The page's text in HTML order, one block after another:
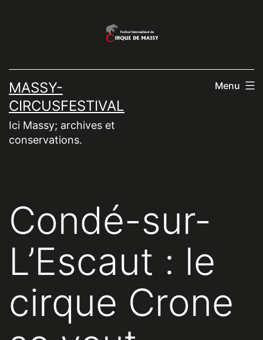
MASSY-
CIRCUSFESTIVAL
Ici Massy; archives et
conservations.
Menu
Condé-sur-
L’Escaut : le
cirque Crone